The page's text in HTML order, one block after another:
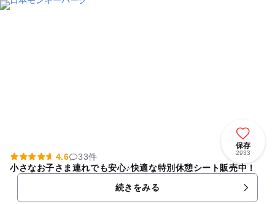
保存
2933
4.6
33件
小さなお子さま連れでも安心♪快適な特別休憩シート販売中！
続きをみる